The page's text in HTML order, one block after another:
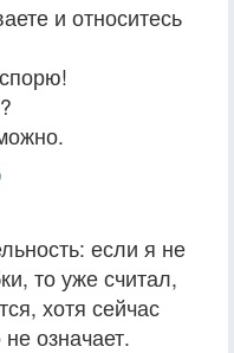
и относитесь
если я не
то уже считал,
хотя сейчас
означает.